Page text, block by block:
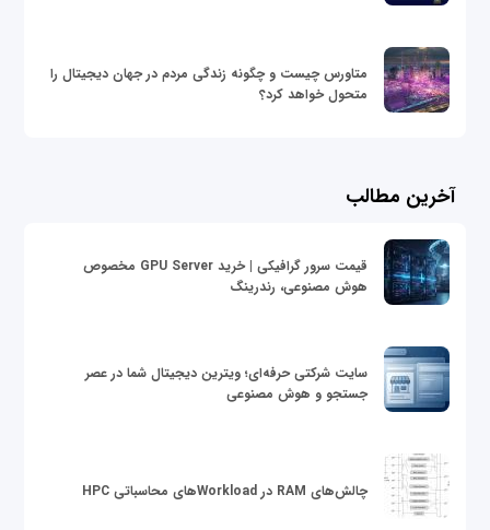
متاورس چیست و چگونه زندگی مردم در جهان دیجیتال را
متحول خواهد کرد؟
آخرین مطالب
قیمت سرور گرافیکی | خرید GPU Server مخصوص
هوش مصنوعی، رندرینگ
سایت شرکتی حرفه‌ای؛ ویترین دیجیتال شما در عصر
جستجو و هوش مصنوعی
چالش‌های RAM در Workloadهای محاسباتی HPC